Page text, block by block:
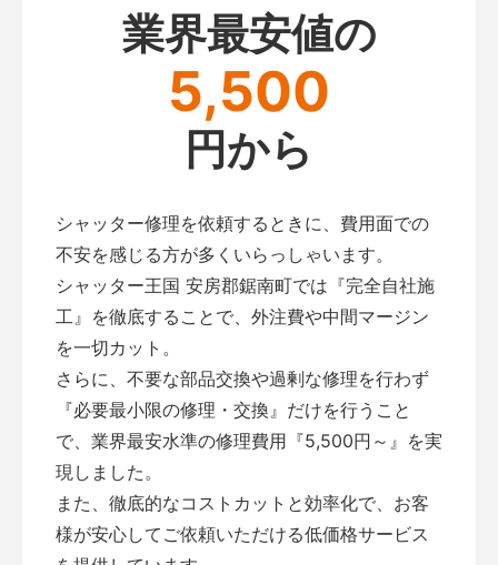
業界最安値の
5,500
円から
シャッター修理を依頼するときに、費用面での
不安を感じる方が多くいらっしゃいます。
シャッター王国 安房郡鋸南町では『完全自社施
工』を徹底することで、外注費や中間マージン
を一切カット。
さらに、不要な部品交換や過剰な修理を行わず
『必要最小限の修理・交換』だけを行うこと
で、業界最安水準の修理費用『5,500円～』を実
現しました。
また、徹底的なコストカットと効率化で、お客
様が安心してご依頼いただける低価格サービス